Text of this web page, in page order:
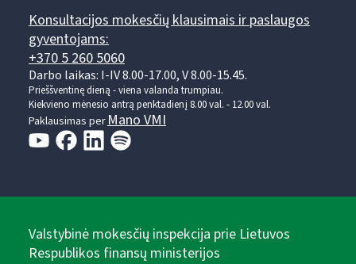
Konsultacijos mokesčių klausimais ir paslaugos
gyventojams:
+370 5 260 5060
Darbo laikas: I-IV 8.00-17.00, V 8.00-15.45.
Prieššventinę dieną - viena valanda trumpiau.
Kiekvieno mėnesio antrą penktadienį 8.00 val. - 12.00 val.
Paklausimas perMano VMI
Valstybinė mokesčių inspekcija prie Lietuvos
Respublikos finansų ministerijos